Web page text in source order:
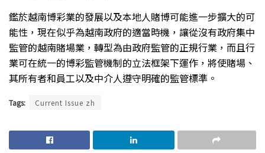
鑑於越南博彩業的發展以及本地人賭博可能進一步擴大的可
能性，現在似乎為越南政府的適當時機，讓從沒有政府集中
監管的越南賭場業，轉型為由政府監管的正規行業，而且行
業可在統一的博彩監管機制的立法框架下運作，將使賭場、
其所有者和員工以及中介人遵守明確的監管標準。
Tags: Current Issue zh